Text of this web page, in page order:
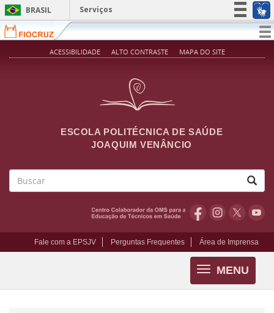
Pular para o conteúdo principal
BRASIL
Serviços
Simplifique!
Participe
ACESSIBILIDADE ALTO CONTRASTE MAPA DO SITE
ESCOLA POLITÉCNICA DE SAÚDE
JOAQUIM VENÂNCIO
Fale com a EPSJV Perguntas Frequentes Área de Imprensa
MENU
Toggle
navigation